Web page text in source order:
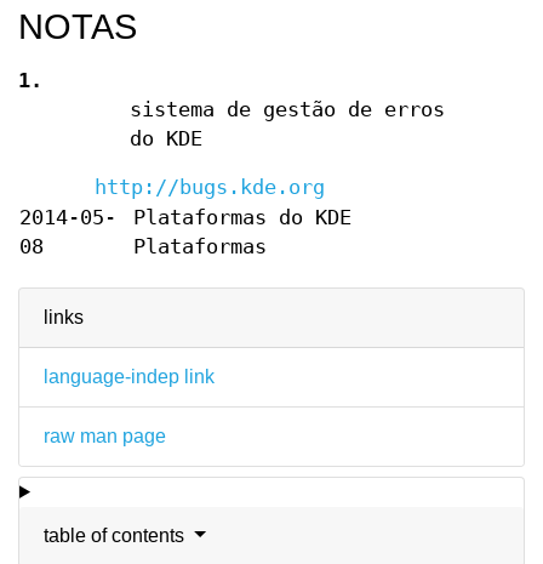
links
language-indep link
raw man page
table of contents
NOTAS
1.
sistema de gestão de erros
do KDE
http://bugs.kde.org
2014-05-
08
Plataformas do KDE
Plataformas